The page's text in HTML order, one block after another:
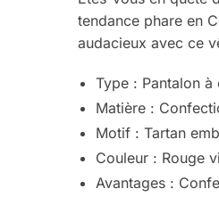
tendance phare en
audacieux avec ce
Type : Pantalon à
Matière :
Motif : Tartan
Couleur : Rouge
Avantages :